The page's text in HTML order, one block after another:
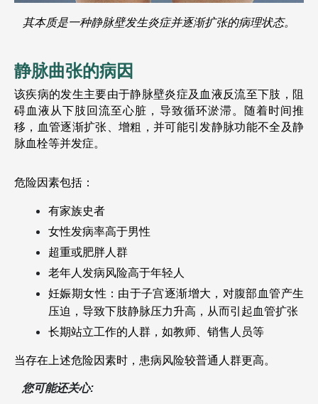
其本质是一种静脉壁发生炎症并逐渐扩张的病理状态。
静脉曲张的病因
该疾病的发生主要由于静脉壁炎症及血液反流至下肢，阻
碍血液从下肢回流至心脏，导致循环淤滞。随着时间推
移，血管逐渐扩张、增粗，并可能引发静脉功能不全及静
脉血栓等并发症。
危险因素包括：
有家族史者
女性发病率高于男性
超重或肥胖人群
老年人发病风险高于年轻人
妊娠期女性：由于子宫逐渐增大，对腹部血管产生
压迫，导致下肢静脉压力升高，从而引起血管扩张
长期站立工作的人群，如教师、销售人员等
当存在上述危险因素时，患病风险较普通人群更高。
您可能还关心: